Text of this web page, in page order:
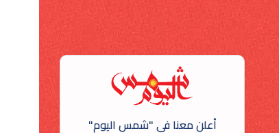
أعلن معنا في "شمس اليوم"